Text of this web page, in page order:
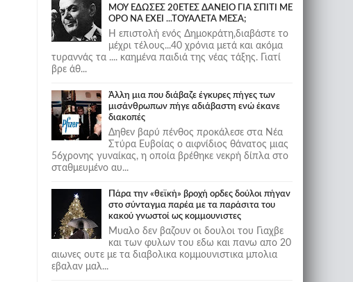
ΜΟΥ ΕΔΩΣΕΣ 20ΕΤΕΣ ΔΑΝΕΙΟ ΓΙΑ ΣΠΙΤΙ ΜΕ
ΟΡΟ ΝΑ ΕΧΕΙ ...ΤΟΥΑΛΕΤΑ ΜΕΣΑ;
Η επιστολή ενός Δημοκράτη,διαβάστε το
μέχρι τέλους...40 χρόνια μετά και ακόμα
τυραννάς τα .... καημένα παιδιά της νέας τάξης. Γιατί
βρε άθ...
Άλλη μια που διάβαζε έγκυρες πήγες των
μισάνθρωπων πήγε αδιάβαστη ενώ έκανε
διακοπές
Δηθεν βαρύ πένθος προκάλεσε στα Νέα
Στύρα Ευβοίας ο αιφνίδιος θάνατος μιας
56χρονης γυναίκας, η οποία βρέθηκε νεκρή δίπλα στο
σταθμευμένο αυ...
Πάρα την «θεϊκή» βροχή ορδες δούλοι πήγαν
στο σύνταγμα παρέα με τα παράσιτα του
κακού γνωστοί ως κομμουνιστες
Μυαλο δεν βαζουν οι δουλοι του Γιαχβε
και των φυλων του εδω και πανω απο 20
αιωνες ουτε με τα διαβολικα κομμουνιστικα μπολια
εβαλαν μαλ...